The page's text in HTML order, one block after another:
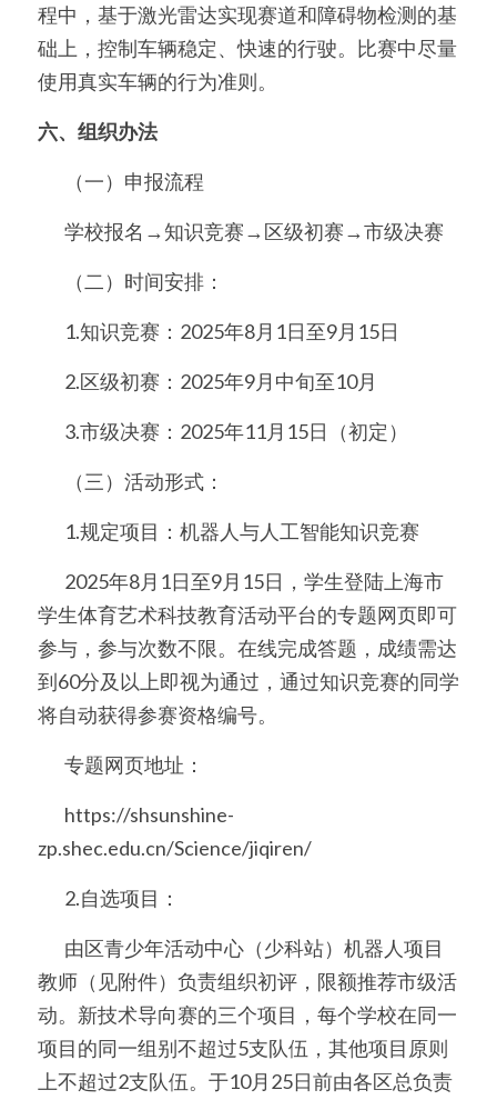
程中，基于激光雷达实现赛道和障碍物检测的基
础上，控制车辆稳定、快速的行驶。比赛中尽量
使用真实车辆的行为准则。
六、组织办法
	（一）申报流程
	学校报名→知识竞赛→区级初赛→市级决赛
	（二）时间安排：
	1.知识竞赛：2025年8月1日至9月15日
	2.区级初赛：2025年9月中旬至10月
	3.市级决赛：2025年11月15日（初定）
	（三）活动形式：
	1.规定项目：机器人与人工智能知识竞赛
学生体育艺术科技教育活动平台的专题网页即可
参与，参与次数不限。在线完成答题，成绩需达
到60分及以上即视为通过，通过知识竞赛的同学
将自动获得参赛资格编号。
	专题网页地址：
zp.shec.edu.cn/Science/jiqiren/
	2.自选项目：
教师（见附件）负责组织初评，限额推荐市级活
动。新技术导向赛的三个项目，每个学校在同一
项目的同一组别不超过5支队伍，其他项目原则
上不超过2支队伍。于10月25日前由各区总负责